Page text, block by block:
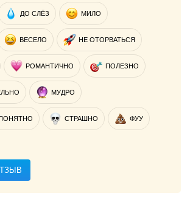
ДО СЛЁЗ МИЛО
ВЕСЕЛО НЕ ОТОРВАТЬСЯ
РОМАНТИЧНО ПОЛЕЗНО
МУДРО
СТРАШНО ФУУ